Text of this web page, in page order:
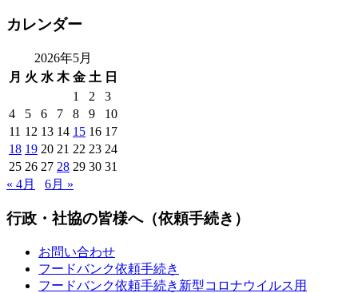
カレンダー
2026年5月
月 火 水 木 金 土 日
1
2
3
4
5 6 7 8 9
10
11 12 13 14 15 16 17
18 19 20 21 22 23 24
25 26 27 28 29 30 31
« 4月
6月 »
行政・社協の皆様へ（依頼手続き）
お問い合わせ
フードバンク依頼手続き
フードバンク依頼手続き新型コロナウイルス用